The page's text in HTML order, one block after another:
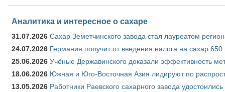
Аналитика и интересное о сахаре
31.07.2026 Сахар Земетчинского завода стал лауреатом
24.07.2026 Германия получит от введения налога на сахар
25.06.2026 Учёные Державинского доказали эффективность
18.06.2026 Южная и Юго-Восточная Азия лидируют по
13.05.2026 Работники Раевского сахарного завода удостоились